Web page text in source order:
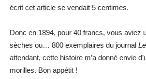
écrit cet article se vendait 5 centimes.
Donc en 1894, pour 40 francs, vous aviez
sèches ou… 800 exemplaires du journal
attendant, cette histoire m’a donné envie
morilles. Bon appétit !